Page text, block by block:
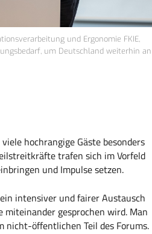
und Ergonomie FKIE,
um Deutschland weiterhin an
hochrangige Gäste besonders
trafen sich im Vorfeld
und Impulse setzen.
intensiver und fairer Austausch
gesprochen wird. Man
nicht-öffentlichen Teil des Forums.